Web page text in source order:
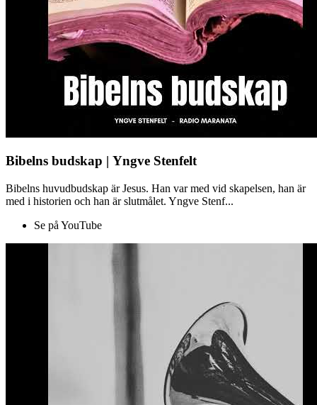
Bibelns budskap | Yngve Stenfelt
Bibelns huvudbudskap är Jesus. Han var med vid skapelsen, han är
med i historien och han är slutmålet. Yngve Stenf...
Se på YouTube